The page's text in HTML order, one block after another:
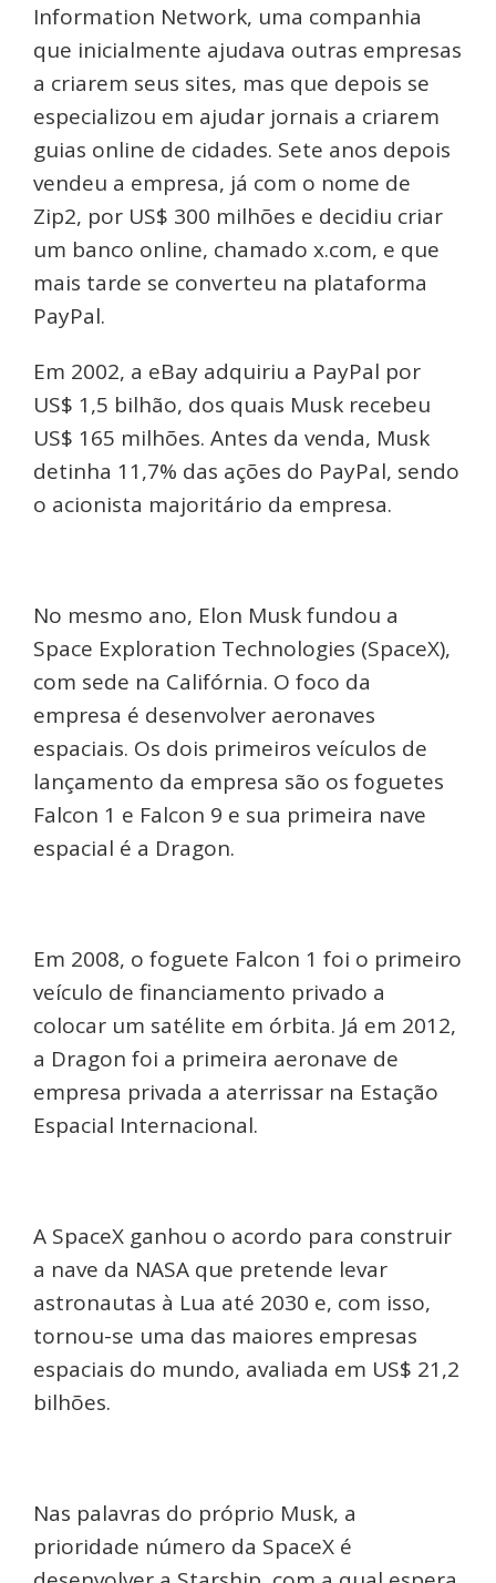
Information Network, uma companhia
que inicialmente ajudava outras empresas
a criarem seus sites, mas que depois se
especializou em ajudar jornais a criarem
guias online de cidades. Sete anos depois
vendeu a empresa, já com o nome de
Zip2, por US$ 300 milhões e decidiu criar
um banco online, chamado x.com, e que
mais tarde se converteu na plataforma
PayPal.
Em 2002, a eBay adquiriu a PayPal por
US$ 1,5 bilhão, dos quais Musk recebeu
US$ 165 milhões. Antes da venda, Musk
detinha 11,7% das ações do PayPal, sendo
o acionista majoritário da empresa.
No mesmo ano, Elon Musk fundou a
Space Exploration Technologies (SpaceX),
com sede na Califórnia. O foco da
empresa é desenvolver aeronaves
espaciais. Os dois primeiros veículos de
lançamento da empresa são os foguetes
Falcon 1 e Falcon 9 e sua primeira nave
espacial é a Dragon.
Em 2008, o foguete Falcon 1 foi o primeiro
veículo de financiamento privado a
colocar um satélite em órbita. Já em 2012,
a Dragon foi a primeira aeronave de
empresa privada a aterrissar na Estação
Espacial Internacional.
A SpaceX ganhou o acordo para construir
a nave da NASA que pretende levar
astronautas à Lua até 2030 e, com isso,
tornou-se uma das maiores empresas
espaciais do mundo, avaliada em US$ 21,2
bilhões.
Nas palavras do próprio Musk, a
prioridade número da SpaceX é